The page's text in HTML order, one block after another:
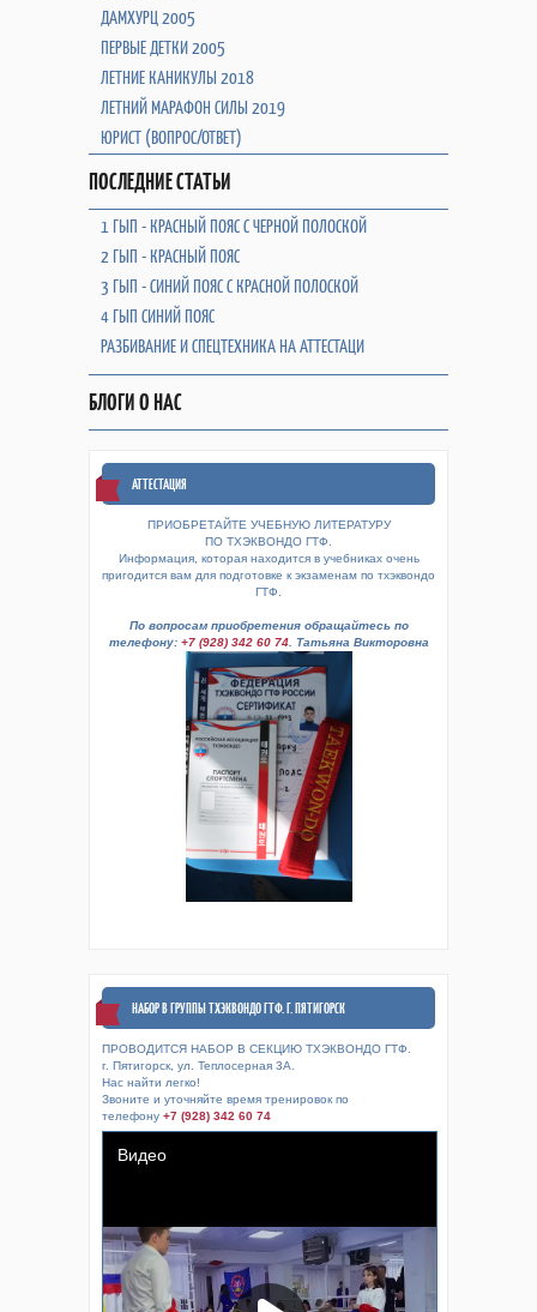
ДАМХУРЦ 2005
ПЕРВЫЕ ДЕТКИ 2005
ЛЕТНИЕ КАНИКУЛЫ 2018
ЛЕТНИЙ МАРАФОН СИЛЫ 2019
ЮРИСТ (ВОПРОС/ОТВЕТ)
ПОСЛЕДНИЕ СТАТЬИ
1 ГЫП - КРАСНЫЙ ПОЯС С ЧЕРНОЙ ПОЛОСКОЙ
2 ГЫП - КРАСНЫЙ ПОЯС
3 ГЫП - СИНИЙ ПОЯС С КРАСНОЙ ПОЛОСКОЙ
4 ГЫП СИНИЙ ПОЯС
РАЗБИВАНИЕ И СПЕЦТЕХНИКА НА АТТЕСТАЦИ
БЛОГИ О НАС
АТТЕСТАЦИЯ
ПРИОБРЕТАЙТЕ УЧЕБНУЮ ЛИТЕРАТУРУ
ПО ТХЭКВОНДО ГТФ.
Информация, которая находится в учебниках очень
пригодится вам для подготовке к экзаменам по тхэквондо
ГТФ.
По вопросам приобретения обращайтесь по
телефону: +7 (928) 342 60 74. Татьяна Викторовна
НАБОР В ГРУППЫ ТХЭКВОНДО ГТФ. Г. ПЯТИГОРСК
ПРОВОДИТСЯ НАБОР В СЕКЦИЮ ТХЭКВОНДО ГТФ.
г. Пятигорск, ул. Теплосерная 3А.
Нас найти легко!
Звоните и уточняйте время тренировок по
телефону +7 (928) 342 60 74